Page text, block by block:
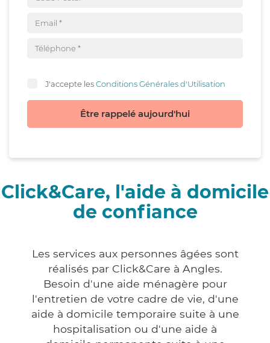
J'accepte lesConditions Générales d'Utilisation
Être rappelé aujourd'hui
Click&Care, l'aide à domicile
de confiance
Les services aux personnes âgées sont
réalisés par Click&Care à Angles.
Besoin d'une aide ménagère pour
l'entretien de votre cadre de vie, d'une
aide à domicile temporaire suite à une
hospitalisation ou d'une aide à